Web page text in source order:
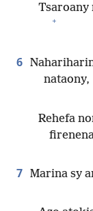
Tsaroany
+
6
nataony,
Rehefa
7 Marina sy